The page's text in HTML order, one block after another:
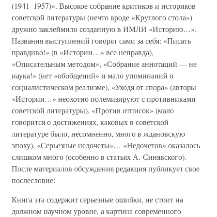
(1941–1957)». Высокое собрание критиков и историков
советской литературы (нечто вроде «Круглого стола»)
дружно заклеймило созданную в ИМЛИ «Историю…».
Названия выступлений говорят сами за себя: «Писать
правдиво!» (в «Истории…» все неправда),
«Описательным методом», «Собрание аннотаций — не
наука!» (нет «обобщений» и мало упоминаний о
социалистическом реализме), «Уходя от спора» (авторы
«Истории…» неохотно полемизируют с противниками
советской литературы), «Против отписок» (мало
говорится о достижениях, каковых в советской
литературе было, несомненно, много в ждановскую
эпоху), «Серьезные недочеты»… «Недочетов» оказалось
слишком много (особенно в статьях А. Синявского).
После материалов обсуждения редакция публикует свое
послесловие:
Книга эта содержит серьезные ошибки, не стоит на
должном научном уровне, а картина современного